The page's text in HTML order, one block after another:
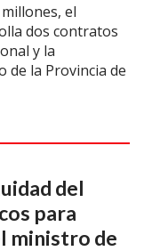
el
dos contratos
y la
de la Provincia de
del
para
ministro de